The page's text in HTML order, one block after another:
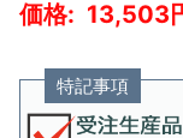
13,503
特記事項